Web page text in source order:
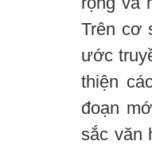
Trên cơ
ước
thiện
đoạn
sắc văn